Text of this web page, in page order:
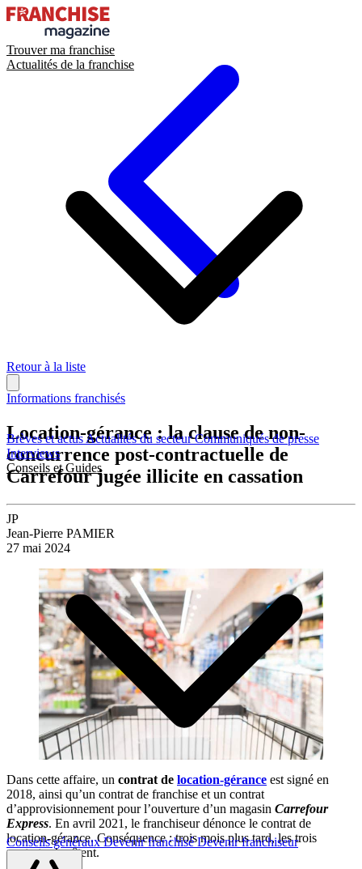
Trouver ma franchise
Actualités de la franchise
Brèves et actusActualités du secteurCommuniqués de presse
Interviews
Conseils et Guides
Conseils générauxDevenir franchiséDevenir franchiseur
Retour à la liste
Informations franchisés
Location-gérance : la clause de non-
concurrence post-contractuelle de
Carrefour jugée illicite en cassation
JP
Jean-Pierre PAMIER
27 mai 2024
Dans cette affaire, un contrat de location-gérance est signé en
2018, ainsi qu’un contrat de franchise et un contrat
d’approvisionnement pour l’ouverture d’un magasin Carrefour
Express. En avril 2021, le franchiseur dénonce le contrat de
location-gérance. Conséquence : trois mois plus tard, les trois
contrats s’arrêtent.